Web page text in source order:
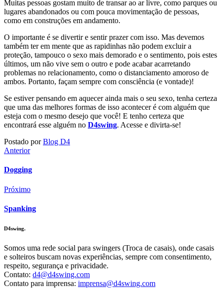
Muitas pessoas gostam muito de transar ao ar livre, como parques ou
lugares abandonados ou com pouca movimentação de pessoas,
como em construções em andamento.
O importante é se divertir e sentir prazer com isso. Mas devemos
também ter em mente que as rapidinhas não podem excluir a
proteção, tampouco o sexo mais demorado e o sentimento, pois estes
últimos, um não vive sem o outro e pode acabar acarretando
problemas no relacionamento, como o distanciamento amoroso de
ambos. Portanto, façam sempre com consciência (e vontade)!
Se estiver pensando em aquecer ainda mais o seu sexo, tenha certeza
que uma das melhores formas de isso acontecer é com alguém que
esteja com o mesmo desejo que você! E tenho certeza que
encontrará esse alguém no D4swing. Acesse e divirta-se!
Postado porBlog D4
Anterior
Dogging
Próximo
Spanking
D4swing.
Somos uma rede social para swingers (Troca de casais), onde casais
e solteiros buscam novas experiências, sempre com consentimento,
respeito, segurança e privacidade.
Contato: d4@d4swing.com
Contato para imprensa: imprensa@d4swing.com